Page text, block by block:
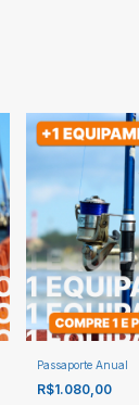
Passaporte Anual
R$1.080,00